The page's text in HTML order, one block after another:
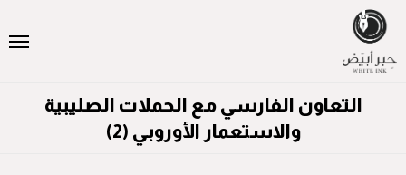
التعاون الفارسي مع الحملات الصليبية
والاستعمار الأوروبي (2)